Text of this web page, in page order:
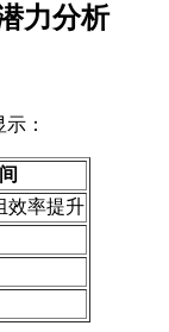
力分析
：
效率提升